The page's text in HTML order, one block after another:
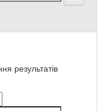
результатів